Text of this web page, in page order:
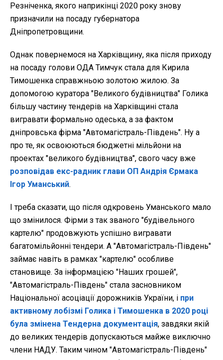
Резніченка, якого наприкінці 2020 року знову
призначили на посаду губернатора
Дніпропетровщини.
Однак повернемося на Харківщину, яка після приходу
на посаду голови ОДА Тимчук стала для Кирила
Тимошенка справжньою золотою жилою. За
допомогою куратора "Великого будівництва" Голика
більшу частину тендерів на Харківщині стала
вигравати формально одеська, а за фактом
дніпровська фірма "Автомагістраль-Південь". Ну а
про те, як освоюються бюджетні мільйони на
проектах "великого будівництва", свого часу вже
розповідав екс-радник глави ОП Андрія Єрмака
Ігор Уманський.
І треба сказати, що після одкровень Уманського мало
що змінилося. Фірми з так званого "будівельного
картелю" продовжують успішно вигравати
багатомільйонні тендери. А "Автомагістраль-Південь"
займає навіть в рамках "картелю" особливе
становище. За інформацією "Наших грошей",
"Автомагістраль-Південь" стала засновником
Національної асоціації дорожників України, і при
активному лобізмі Голика і Тимошенка в 2020 році
була змінена Тендерна документація, завдяки якій
до великих тендерів допускаються майже виключно
члени НАДУ. Таким чином "Автомагістраль-Південь"